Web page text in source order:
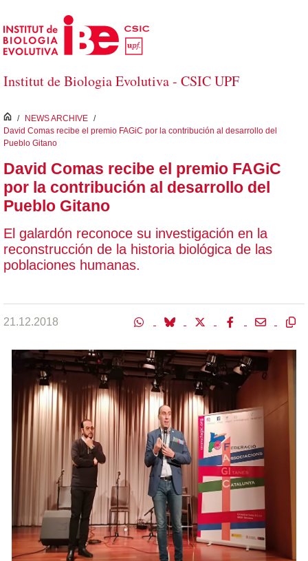
Skip to Main Content
Institut de Biologia Evolutiva - CSIC UPF
inici
/ NEWS ARCHIVE /
David Comas recibe el premio FAGiC por la contribución al desarrollo del
Pueblo Gitano
David Comas recibe el premio FAGiC
por la contribución al desarrollo del
Pueblo Gitano
El galardón reconoce su investigación en la
reconstrucción de la historia biológica de las
poblaciones humanas.
21.12.2018